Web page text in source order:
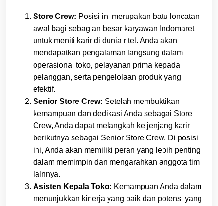
Store Crew: Posisi ini merupakan batu loncatan
awal bagi sebagian besar karyawan Indomaret
untuk meniti karir di dunia ritel. Anda akan
mendapatkan pengalaman langsung dalam
operasional toko, pelayanan prima kepada
pelanggan, serta pengelolaan produk yang
efektif.
Senior Store Crew: Setelah membuktikan
kemampuan dan dedikasi Anda sebagai Store
Crew, Anda dapat melangkah ke jenjang karir
berikutnya sebagai Senior Store Crew. Di posisi
ini, Anda akan memiliki peran yang lebih penting
dalam memimpin dan mengarahkan anggota tim
lainnya.
Asisten Kepala Toko: Kemampuan Anda dalam
menunjukkan kinerja yang baik dan potensi yang